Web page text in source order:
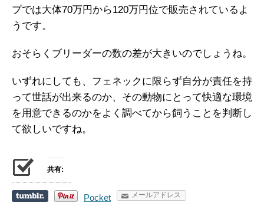
プでは大体70万円から120万円位で販売されているよ
うです。
おそらくブリーダーの数の差が大きいのでしょうね。
いずれにしても、フェネックに限らず自分が責任を持
って世話が出来るのか、その動物にとって快適な環境
を用意できるのかをよく調べてから飼うことを判断し
て欲しいですね。
共有:
Pocket メールアドレス